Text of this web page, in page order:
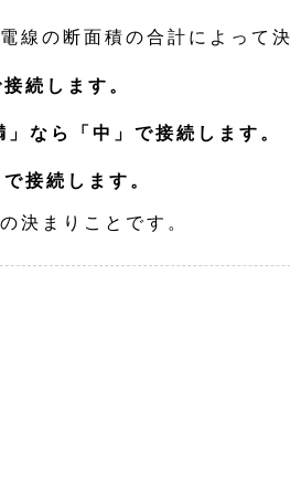
の断面積の合計によって決
続します。
」なら「中」で接続します。
接続します。
決まりことです。